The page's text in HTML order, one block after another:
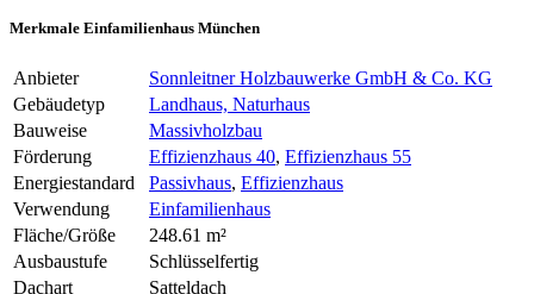
Merkmale Einfamilienhaus München
Anbieter
Sonnleitner Holzbauwerke GmbH & Co. KG
Gebäudetyp
Landhaus, Naturhaus
Bauweise
Massivholzbau
Förderung
Effizienzhaus 40, Effizienzhaus 55
Energiestandard
Passivhaus, Effizienzhaus
Verwendung
Einfamilienhaus
Fläche/Größe
248.61 m²
Ausbaustufe
Schlüsselfertig
Dachart
Satteldach